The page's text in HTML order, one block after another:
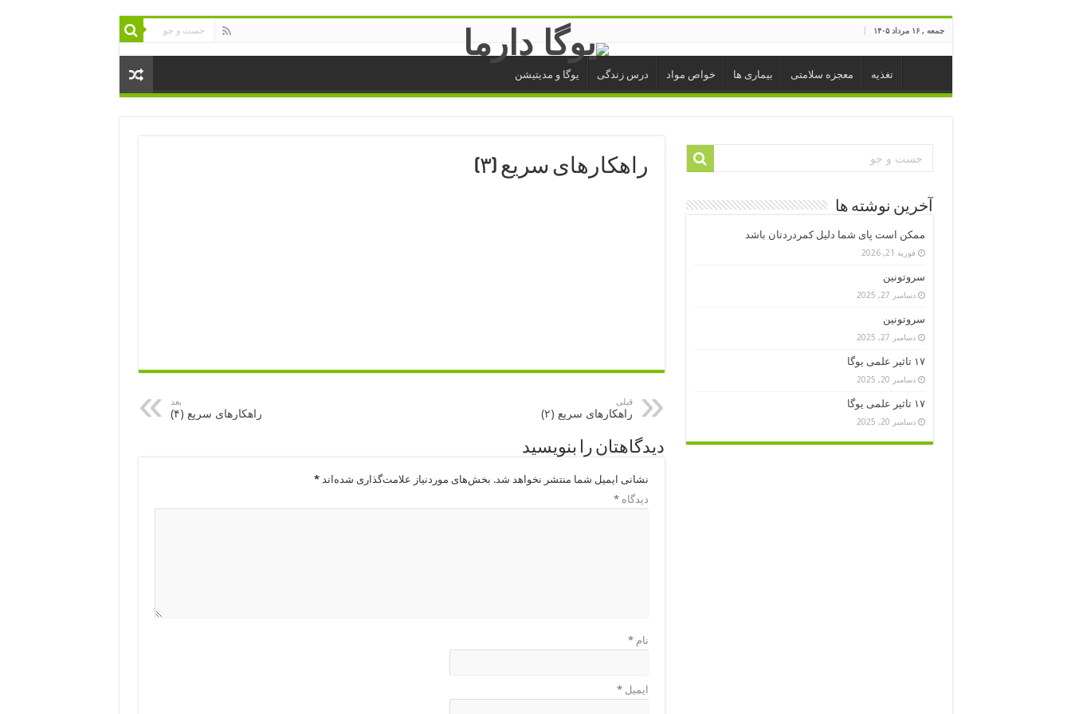
جمعه , ۱۶ مرداد ۱۴۰۵
تغذیه معجزه سلامتی بیماری ها خواص مواد درس زندگی یوگا و مدیتیشن
راهکارهای سریع (۳)
قبلی
راهکارهای سریع (۲)
بعد
راهکارهای سریع (۴)
دیدگاهتان را بنویسید
نشانی ایمیل شما منتشر نخواهد شد. بخش‌های موردنیاز علامت‌گذاری شده‌اند*
دیدگاه*
نام*
ایمیل*
آخرین نوشته ها
ممکن است پای شما دلیل کمردردتان باشد
فوریه 21, 2026
سروتونین
دسامبر 27, 2025
سروتونین
دسامبر 27, 2025
۱۷ تاثیر علمی یوگا
دسامبر 20, 2025
۱۷ تاثیر علمی یوگا
دسامبر 20, 2025